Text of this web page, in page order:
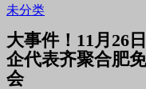
未分类
大事件！11月26
企代表齐聚合肥
会